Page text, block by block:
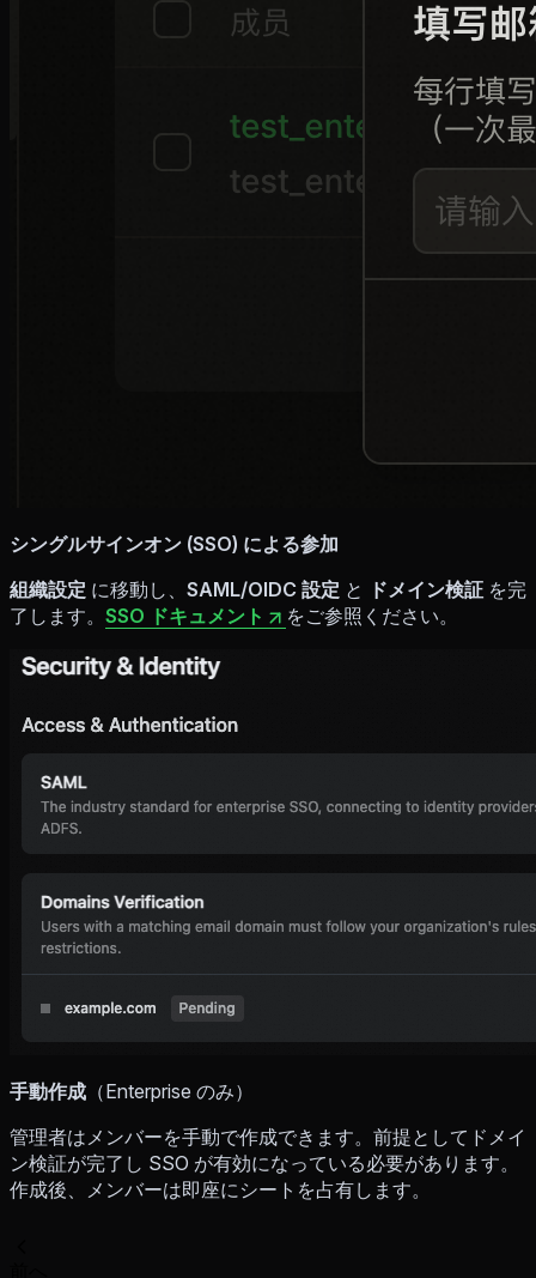
シングルサインオン (SSO) による参加
組織設定 に移動し、 SAML/OIDC 設定 と ドメイン検証 を完
了します。 SSO ドキュメント をご参照ください。
手動作成 （Enterprise のみ）
管理者はメンバーを手動で作成できます。前提としてドメイ
ン検証が完了し SSO が有効になっている必要があります。
作成後、メンバーは即座にシートを占有します。